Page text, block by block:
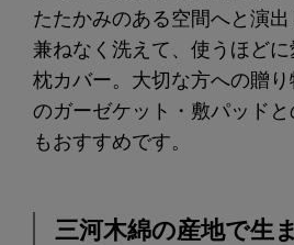
たたかみのある空間へと演
兼ねなく洗えて、使うほど
枕カバー。大切な方への贈
のガーゼケット・敷パッド
もおすすめです。
三河木綿の産地で生